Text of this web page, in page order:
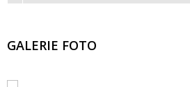
GALERIE FOTO